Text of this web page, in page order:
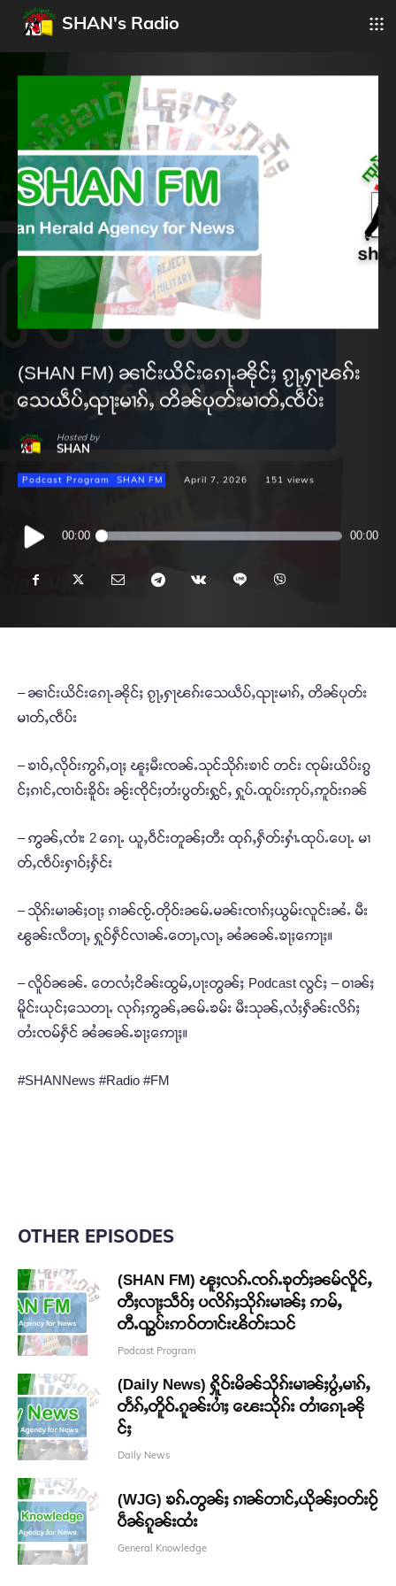
SHAN's Radio
(SHAN FM) ၼၢင်းယိင်းၵေႃႉၼိုင်ႈ ၵႂႃႇႁႃၽၵ်း
သေယဵပ်ႇၺႃးမၢၵ်ႇ တိၼ်ပုတ်းမၢတ်ႇၸဵပ်း
Hosted by
SHAN
Podcast Program SHAN FM April 7, 2026 151 views
Audio
Player
00:00 00:00
– ၼၢင်းယိင်းၵေႃႉၼိုင်ႈ ၵႂႃႇႁႃၽၵ်းသေယဵပ်ႇၺႃးမၢၵ်ႇ တိၼ်ပုတ်း
မၢတ်ႇၸဵပ်း
– ၶၢဝ်ႇလိုဝ်းဢွၵ်ႇဝႃႈ ၽူႈမီးၸၼ်ႉသုင်သိုၵ်းၶၢင် တင်း ၸုမ်းယိပ်းၵွ
င်ႈၵၢင်ႇၸၢဝ်းၶိူဝ်း ၼႂ်းၸိုင်ႈတႆးပွတ်းႁွင်ႇ ႁူပ်ႉထူပ်းဢုပ်ႇဢူဝ်းၵၼ်
– ဢွၼ်ႇၸၢႆး 2 ၵေႃႉ ယူႇဝဵင်းတူၼ်ႈတီး ထုၵ်ႇႁဵတ်းႁၢႆႉထုပ်ႉပေႃႉ မၢ
တ်ႇၸဵပ်းႁၢဝ်ႈႁႅင်း
– သိုၵ်းမၢၼ်ႈဝႃႈ ၵၢၼ်ၸႂ်ႉတိုဝ်းၼမ်ႉမၼ်းၸၢၵ်ႈယွမ်းလူင်းၼႆႉ မီး
ၽွၼ်းလီတႃႇ ႁူဝ်ႁဵင်လၢၼ်ႉတေႃႇလႃႇ ၼႆၼၼ်ႉၶႃႈဢေႃႈ။
– လိူဝ်ၼၼ်ႉ တေလႆႈငိၼ်းထွမ်ႇပႃးတွၼ်ႈ Podcast လွင်ႈ – ဝၢၼ်ႈ
မိူင်းယုင်ႈသေတႃႉ လုၵ်ႈဢွၼ်ႇၼမ်ႉၶမ်း မီးသုၼ်ႇလႆႈႁဵၼ်းလိၵ်ႈ
တႆးၸမ်ႁဵင် ၼႆၼၼ်ႉၶႃႈဢေႃႈ။
#SHANNews #Radio #FM
OTHER EPISODES
(SHAN FM) ၽူႈလၵ်ႉၸၵ်ႉၶုတ်ႈၼမ်လိူင်ႇ
တီႈလႃႈသဵဝ်ႈ ပလိၵ်ႈသိုၵ်းမၢၼ်ႈ ဢမ်ႇ
တီႉၺွပ်းဢဝ်တၢင်းၽိတ်းသင်
Podcast Program
(Daily News) ႁိူဝ်းမိၼ်သိုၵ်းမၢၼ်ႈပွႆႇမၢၵ်ႇ
တႅၵ်ႇတိူဝ်ႉၵူၼ်းပၢႆႈ ၽေးသိုၵ်း တၢႆၵေႃႉၼို
င်ႈ
Daily News
(WJG) ၶၵ်ႉတွၼ်ႈ ၵၢၼ်တၢင်ႇယိုၼ်ႈဝတ်းဝႂ်
ပဵၼ်ၵူၼ်းထႆး
General Knowledge